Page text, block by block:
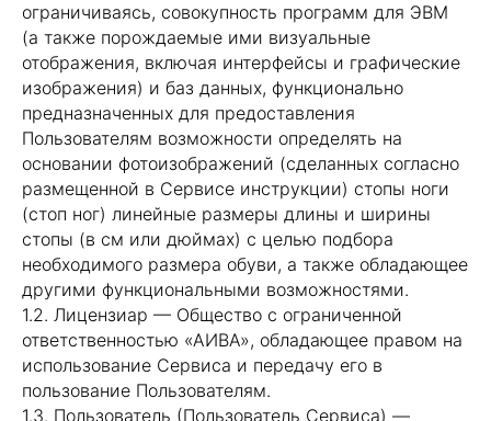
ограничиваясь, совокупность программ для ЭВМ
(а также порождаемые ими визуальные
отображения, включая интерфейсы и графические
изображения) и баз данных, функционально
предназначенных для предоставления
Пользователям возможности определять на
основании фотоизображений (сделанных согласно
размещенной в Сервисе инструкции) стопы ноги
(стоп ног) линейные размеры длины и ширины
стопы (в см или дюймах) с целью подбора
необходимого размера обуви, а также обладающее
другими функциональными возможностями.
1.2. Лицензиар — Общество с ограниченной
ответственностью «АИВА», обладающее правом на
использование Сервиса и передачу его в
пользование Пользователям.
1.3. Пользователь (Пользователь Сервиса) —